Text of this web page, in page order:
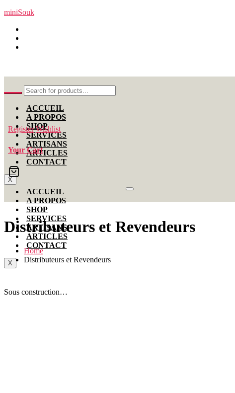
miniSouk
ACCUEIL
A PROPOS
SHOP
SERVICES
ARTISANS
ARTICLES
CONTACT
X
Register Wishlist
Your Cart
ACCUEIL
A PROPOS
SHOP
SERVICES
ARTISANS
ARTICLES
CONTACT
X
Distributeurs et Revendeurs
Home
Distributeurs et Revendeurs
Sous construction…